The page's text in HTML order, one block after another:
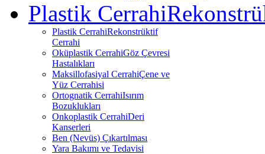
Plastik Cerrahi
Plastik CerrahiRekonstrüktif
Cerrahi
Oküplastik CerrahiGöz Çevresi
Hastalıkları
Maksillofasiyal CerrahiÇene ve
Yüz Cerrahisi
Ortognatik CerrahiIsırım
Bozuklukları
Onkoplastik CerrahiDeri
Kanserleri
Ben (Nevüs) Çıkartılması
Yara Bakımı ve Tedavisi